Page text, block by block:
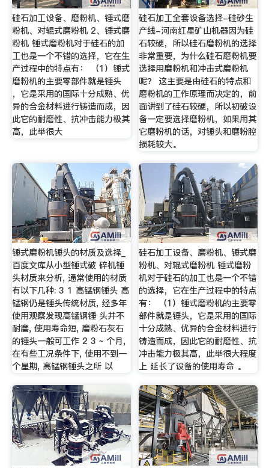
硅石加工设备、磨粉机、锤式磨
粉机、对辊式磨粉机 2、锤式磨
粉机 锤式磨粉机对于硅石的加
工也是一个不错的选择，它在生
产过程中的特点有： （1）锤式
磨粉机的主要零部件就是锤头
，它是采用的国际十分成熟、优
异的合金材料进行铸造而成，因
此它的耐磨性、抗冲击能力极其
高，此举很大
硅石加工全套设备选择-硅砂生
产线-河南红星矿山机器因为硅
石较硬，所以硅石磨粉机的选择
非常重要，为什么硅石磨粉机要
选择用磨粉机和冲击式磨粉机
呢？ 这主要是由硅石的特点和
磨粉机的工作原理而决定的，前
面讲到了硅石较硬，所以初破设
备一定要选择磨粉机，如果用其
它磨粉机的话，对锤头和磨粉腔
损耗较大。
锤式磨粉机锤头的材质及选择_
百度文库从小型锤式破 碎机锤
头材质来分析, 通常使用的材质
有以下几种: 3 1 高锰钢锤头 高
锰钢仍是锤头传统材质, 经多年
使用观察发现高锰钢锤 头并不
耐磨, 使用寿命短, 磨粉石灰石
的锤头一般可工作 2 3 ~ 个月,
在有些工况条件下, 使用不到一
个星期, 高锰钢锤头之所 以
硅石加工设备、磨粉机、锤式磨
粉机、对辊式磨粉机 锤式磨粉
机对于硅石的加工也是一个不错
的选择，它在生产过程中的特点
有： （1）锤式磨粉机的主要零
部件就是锤头，它是采用的国际
十分成熟、优异的合金材料进行
铸造而成，因此它的耐磨性、抗
冲击能力极其高，此举很大程度
上 延长了设备的使用寿命 。